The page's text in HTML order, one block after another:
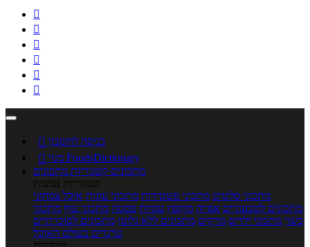






 כניסה לחשבון

מנוי FoodsDictionary
מתכונים קטגוריות מתכונים
קטגוריות נפוצות
מתכוני סלטים מתכוני פשטידות מתכוני עוגות אוכל צמחוני
מתכונים לטבעוניים אפייה מוקפץ עוגיות פסטה מתכוני עוף מתכוני
בשר מתכוני ילדים מרקים מתכונים ללא גלוטן מתכונים לסוכרתיים
טרנדים בעולם האוכל